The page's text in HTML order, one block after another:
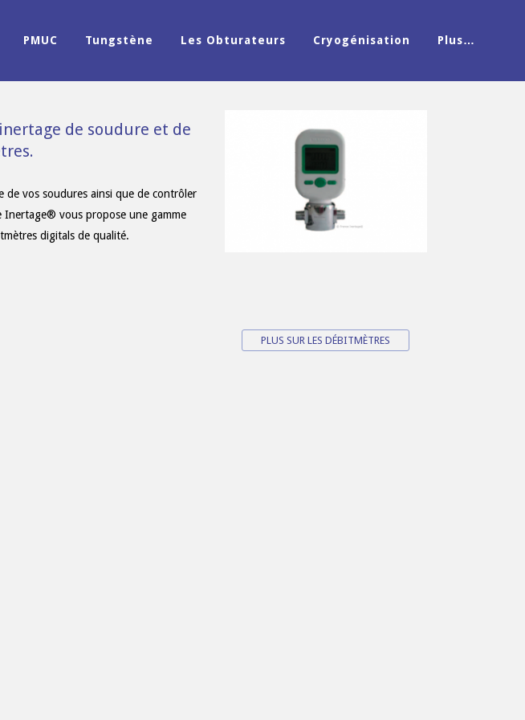
PMUC Tungstène Les Obturateurs Cryogénisation Plus…
de soudure et de
de vos soudures ainsi que de contrôler
Inertage® vous propose une gamme
digitals de qualité.
PLUS SUR LES DÉBITMÈTRES